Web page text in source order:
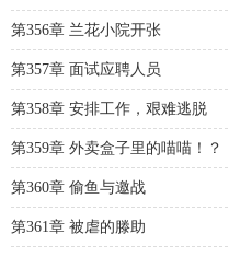
第356章 兰花小院开张
第357章 面试应聘人员
第358章 安排工作，艰难逃脱
第359章 外卖盒子里的喵喵！？
第360章 偷鱼与邀战
第361章 被虐的滕助